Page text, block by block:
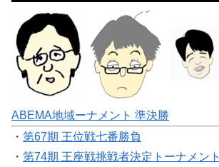
ABEMA地域ーナメント 準決勝
・ 第67期 王位戦七番勝負
・ 第74期 王座戦挑戦者決定トーナメント